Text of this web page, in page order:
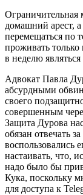
Ограничительная
домашний арест,
перемещаться по
проживать
в неделю
Адвокат Павла
абсурдными
своего
совершенным
Защита Дурова
обязан отвечать
воспользовались
настаивать, что,
надо было бы
Кука, поскольку
для доступа к